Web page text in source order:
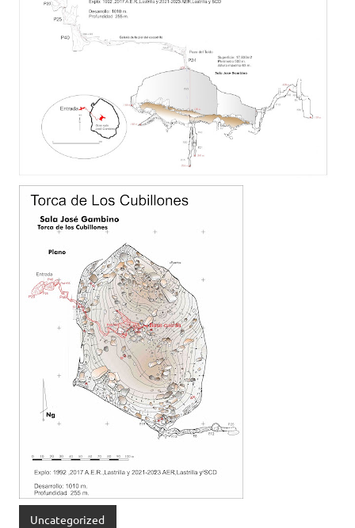
Uncategorized